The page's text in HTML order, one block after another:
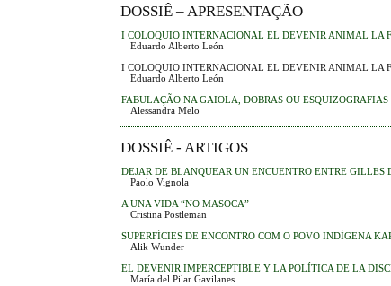
DOSSIÊ – APRESENTAÇÃO
I COLOQUIO INTERNACIONAL EL DEVENIR ANIMAL LA
Eduardo Alberto León
I COLOQUIO INTERNACIONAL EL DEVENIR ANIMAL LA
Eduardo Alberto León
FABULAÇÃO NA GAIOLA, DOBRAS OU
Alessandra Melo
DOSSIÊ - ARTIGOS
DEJAR DE BLANQUEAR UN ENCUENTRO ENTRE
Paolo Vignola
A UNA VIDA “NO MASOCA”
Cristina Postleman
SUPERFÍCIES DE ENCONTRO COM O POVO INDÍGENA
Alik Wunder
EL DEVENIR IMPERCEPTIBLE Y LA POLÍTICA DE LA
María del Pilar Gavilanes